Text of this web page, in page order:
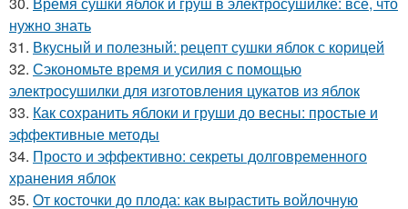
нужно знать
31. Вкусный и полезный: рецепт сушки яблок с корицей
32. Сэкономьте время и усилия с помощью
электросушилки для изготовления цукатов из яблок
33. Как сохранить яблоки и груши до весны: простые и
эффективные методы
34. Просто и эффективно: секреты долговременного
хранения яблок
35. От косточки до плода: как вырастить войлочную